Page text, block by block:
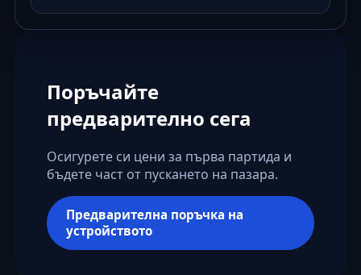
Поръчайте
предварително сега
Осигурете си цени за първа партида и
бъдете част от пускането на пазара.
Предварителна поръчка на
устройството